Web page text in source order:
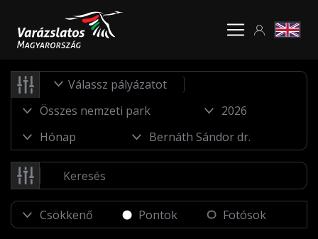
Válassz pályázatot
Pontok Fotósok